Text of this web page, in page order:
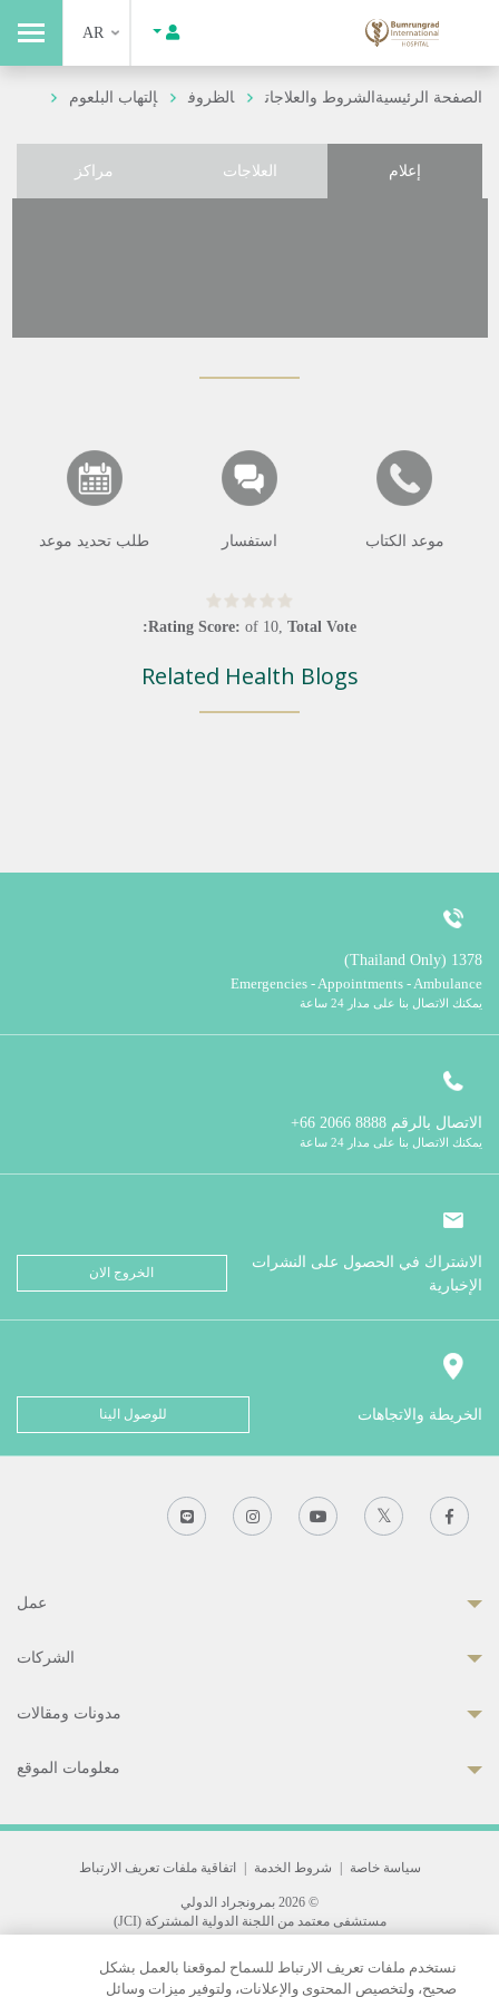
AR
الصفحة الرئيسيةالشروط والعلاجات الظروف إلتهاب البلعوم
إعلام العلاجات مراكز
موعد الكتاب استفسار طلب تحديد موعد
Rating Score: of 10, Total Vote:
Related Health Blogs
1378 (Thailand Only)
Emergencies - Appointments - Ambulance
يمكنك الاتصال بنا على مدار 24 ساعة
الاتصال بالرقم
يمكنك الاتصال بنا على مدار 24 ساعة
الاشتراك في الحصول على النشرات
الإخبارية
الخروج الان
الخريطة والاتجاهات للوصول الينا
عمل
الشركات
مدونات ومقالات
معلومات الموقع
سياسة خاصة شروط الخدمة اتفاقية ملفات تعريف الارتباط
© 2026 بمرونجراد الدولي
مستشفى معتمد من اللجنة الدولية المشتركة (JCI)
33 Sukhumvit 3, Wattana, Bangkok 10110 Thailand.
All rights reserved.
نستخدم ملفات تعريف الارتباط للسماح لموقعنا بالعمل بشكل
صحيح، ولتخصيص المحتوى والإعلانات، ولتوفير ميزات وسائل